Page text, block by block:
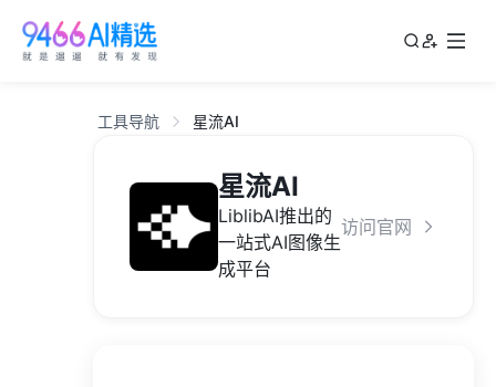
工具导航 星流AI
星流AI
LiblibAI推出的
一站式AI图像生
成平台
访问官网